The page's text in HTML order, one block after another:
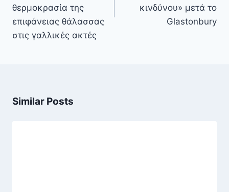
θερμοκρασία της
επιφάνειας θάλασσας
στις γαλλικές ακτές
κινδύνου» μετά το
Glastonbury
Similar Posts